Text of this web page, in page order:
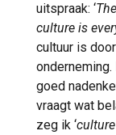
uitspraak: ‘
culture is
cultuur is
goed
vraagt wat
zeg ik ‘